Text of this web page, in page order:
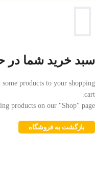
سبد خرید شما در
products to your shopping
cart.
products on our "Shop" page.
بازگشت به فروشگاه